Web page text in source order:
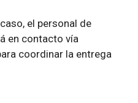
el personal de
en contacto vía
coordinar la entrega